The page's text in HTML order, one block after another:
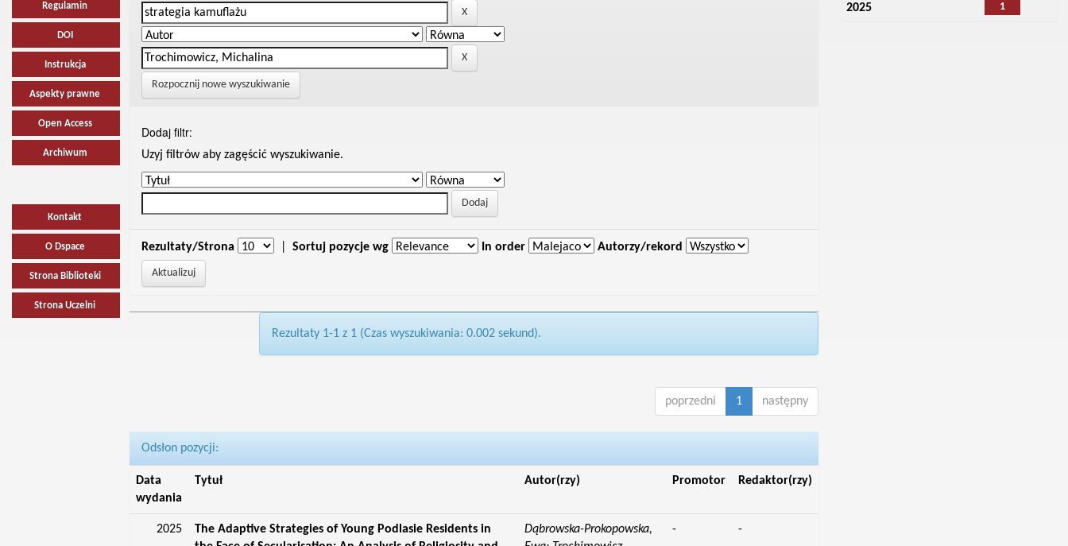
Regulamin
DOI
Instrukcja
Aspekty prawne
Open Access
Archiwum
Kontakt
O Dspace
Strona Biblioteki
Strona Uczelni
Rozpocznij nowe wyszukiwanie
Dodaj filtr:
Uzyj filtrów aby zagęścić wyszukiwanie.
Rezultaty/Strona Sortuj pozycje wg In order Autorzy/rekord
Rezultaty 1-1 z 1 (Czas wyszukiwania: 0.002 sekund).
poprzedni 1 następny
Odsłon pozycji:
Data
wydania
Tytuł Autor(rzy) Promotor Redaktor(rzy)
2025
The Adaptive Strategies of Young Podlasie Residents in
Dąbrowska-Prokopowska,
- -
1
2025